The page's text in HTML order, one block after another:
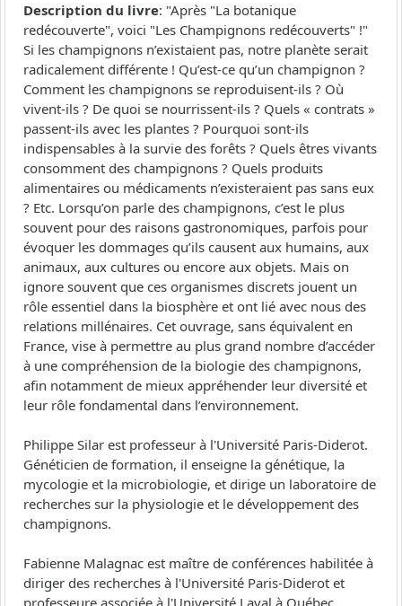
Description du livre: "Après "La botanique
redécouverte", voici "Les Champignons redécouverts" !"
Si les champignons n’existaient pas, notre planète serait
radicalement différente ! Qu’est-ce qu’un champignon ?
Comment les champignons se reproduisent-ils ? Où
vivent-ils ? De quoi se nourrissent-ils ? Quels « contrats »
passent-ils avec les plantes ? Pourquoi sont-ils
indispensables à la survie des forêts ? Quels êtres vivants
consomment des champignons ? Quels produits
alimentaires ou médicaments n’existeraient pas sans eux
? Etc. Lorsqu’on parle des champignons, c’est le plus
souvent pour des raisons gastronomiques, parfois pour
évoquer les dommages qu’ils causent aux humains, aux
animaux, aux cultures ou encore aux objets. Mais on
ignore souvent que ces organismes discrets jouent un
rôle essentiel dans la biosphère et ont lié avec nous des
relations millénaires. Cet ouvrage, sans équivalent en
France, vise à permettre au plus grand nombre d’accéder
à une compréhension de la biologie des champignons,
afin notamment de mieux appréhender leur diversité et
leur rôle fondamental dans l’environnement.
Philippe Silar est professeur à l'Université Paris-Diderot.
Généticien de formation, il enseigne la génétique, la
mycologie et la microbiologie, et dirige un laboratoire de
recherches sur la physiologie et le développement des
champignons.
Fabienne Malagnac est maître de conférences habilitée à
diriger des recherches à l'Université Paris-Diderot et